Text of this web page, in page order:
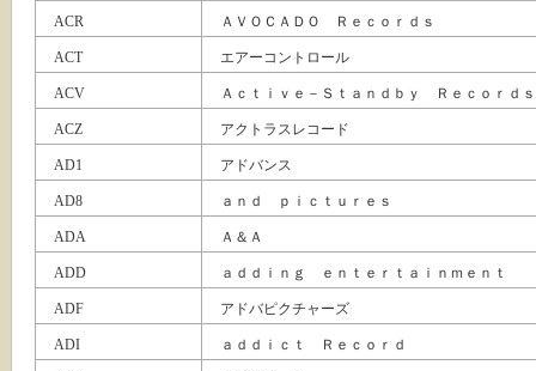
ACR ＡＶＯＣＡＤＯ Ｒｅｃｏｒｄｓ
ACT エアーコントロール
ACV Ａｃｔｉｖｅ－Ｓｔａｎｄｂｙ Ｒｅｃｏｒｄｓ
ACZ アクトラスレコード
AD1 アドバンス
AD8 ａｎｄ ｐｉｃｔｕｒｅｓ
ADA Ａ＆Ａ
ADD ａｄｄｉｎｇ ｅｎｔｅｒｔａｉｎｍｅｎｔ
ADF アドバピクチャーズ
ADI ａｄｄｉｃｔ Ｒｅｃｏｒｄ